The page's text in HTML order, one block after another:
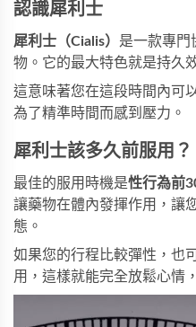
認識犀利士
犀利士（Cialis） 是一款專門
物。它的最大特色就是持久
這意味著您在這段時間內可
為了精準時間而感到壓力。
犀利士該多久前服用？
最佳的服用時機是性行為前
讓藥物在體內發揮作用，讓
態。
如果您的行程比較彈性，也
用，這樣就能完全放鬆心情